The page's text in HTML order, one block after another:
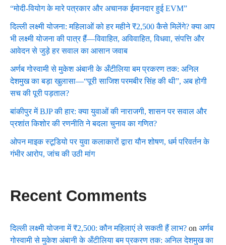
“मोदी-वियोग के मारे पत्रकार और अचानक ईमानदार हुई EVM”
दिल्ली लक्ष्मी योजना: महिलाओं को हर महीने ₹2,500 कैसे मिलेंगे? क्या आप
भी लक्ष्मी योजना की पात्र हैं—विवाहित, अविवाहित, विधवा, संपत्ति और
आवेदन से जुड़े हर सवाल का आसान जवाब
अर्णब गोस्वामी से मुकेश अंबानी के अँटीलिया बम प्रकरण तक: अनिल
देशमुख का बड़ा खुलासा—“पूरी साजिश परमबीर सिंह की थी”, अब होगी
सच की पूरी पड़ताल?
बांकीपुर में BJP की हार: क्या युवाओं की नाराजगी, शासन पर सवाल और
प्रशांत किशोर की रणनीति ने बदला चुनाव का गणित?
ओपन माइक स्टूडियो पर युवा कलाकारों द्वारा यौन शोषण, धर्म परिवर्तन के
गंभीर आरोप, जांच की उठी मांग
Recent Comments
दिल्ली लक्ष्मी योजना में ₹2,500: कौन महिलाएं ले सकती हैं लाभ? on अर्णब
गोस्वामी से मुकेश अंबानी के अँटीलिया बम प्रकरण तक: अनिल देशमुख का